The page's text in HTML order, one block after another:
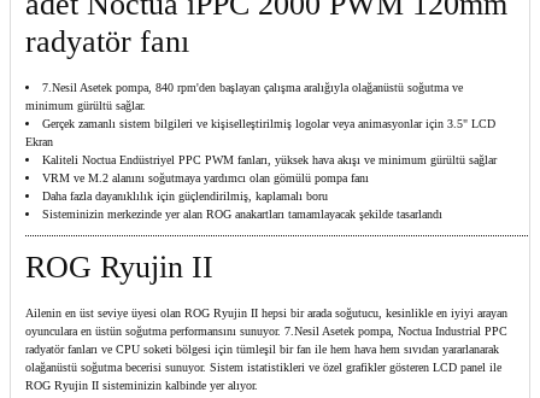
radyatör fanı
7.Nesil Asetek pompa, 840 rpm'den başlayan çalışma aralığıyla olağanüstü soğutma ve
minimum gürültü sağlar.
Gerçek zamanlı sistem bilgileri ve kişiselleştirilmiş logolar veya animasyonlar için 3.5" LCD
Ekran
Kaliteli Noctua Endüstriyel PPC PWM fanları, yüksek hava akışı ve minimum gürültü sağlar
VRM ve M.2 alanını soğutmaya yardımcı olan gömülü pompa fanı
Daha fazla dayanıklılık için güçlendirilmiş, kaplamalı boru
Sisteminizin merkezinde yer alan ROG anakartları tamamlayacak şekilde tasarlandı
ROG Ryujin II
Ailenin en üst seviye üyesi olan ROG Ryujin II hepsi bir arada soğutucu, kesinlikle en iyiyi arayan
oyunculara en üstün soğutma performansını sunuyor. 7.Nesil Asetek pompa, Noctua Industrial PPC
radyatör fanları ve CPU soketi bölgesi için tümleşil bir fan ile hem hava hem sıvıdan yararlanarak
olağanüstü soğutma becerisi sunuyor. Sistem istatistikleri ve özel grafikler gösteren LCD panel ile
ROG Ryujin II sisteminizin kalbinde yer alıyor.​